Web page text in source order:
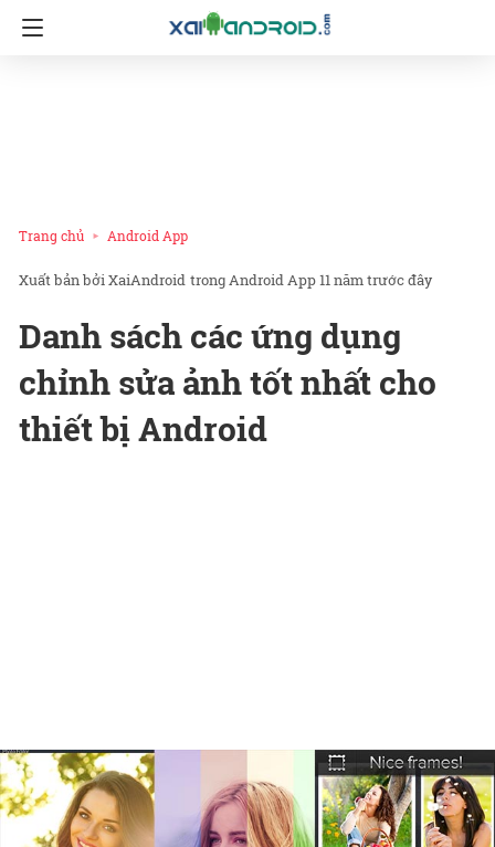
Trang chủ Android App
XaiAndroid trongAndroid App11 năm trước đây
Danh sách các ứng dụng
chỉnh sửa ảnh tốt nhất cho
thiết bị Android